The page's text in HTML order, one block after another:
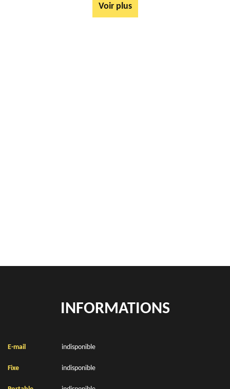
Voir plus
INFORMATIONS
E-mail indisponible
Fixe indisponible